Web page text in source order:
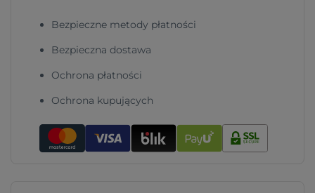
Bezpieczne metody płatności
Bezpieczna dostawa
Ochrona płatności
Ochrona kupujących